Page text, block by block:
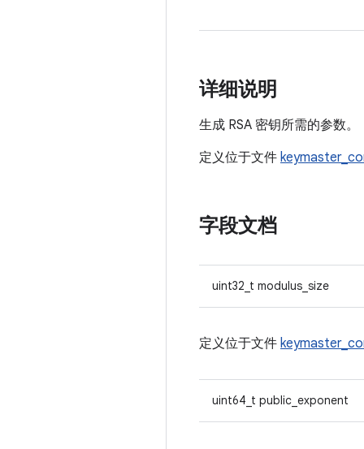
详细说明
生成 RSA 密钥所需的参数。
定义位于文件
字段文档
uint32_t modulus_size
定义位于文件
uint64_t public_exponent